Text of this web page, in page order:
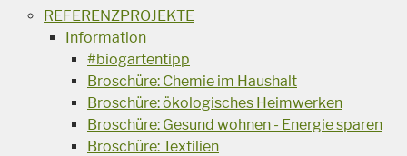
REFERENZPROJEKTE
Information
#biogartentipp
Broschüre: Chemie im Haushalt
Broschüre: ökologisches Heimwerken
Broschüre: Gesund wohnen - Energie sparen
Broschüre: Textilien